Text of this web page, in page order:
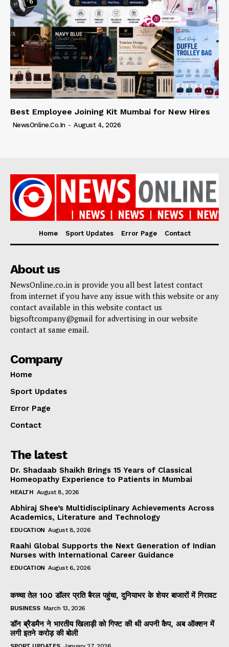
Best Employee Joining Kit Mumbai for New Hires
NewsOnline.co.in - August 4, 2026
Home Sport Updates Error Page Contact
About us
NewsOnline.co.in is provide you all best latest contact
from internet if you have any issue with this website or any
contact available in this website contact us
bigsoftcompany@gmail for advertising in our website
contact at same email.
Company
Home
Sport Updates
Error Page
Contact
The latest
Dr. Shadaab Shaikh Brings 15 Years of Classical
Homeopathy Experience to Patients in Mumbai
HEALTH August 8, 2026
Abhiraj Shee’s Multidisciplinary Achievements Across
Academics, Literature and Technology
EDUCATION August 8, 2026
Raahi Global Supports the Next Generation of Indian
Nurses with International Career Guidance
EDUCATION August 6, 2026
कच्चा तेल 100 डॉलर प्रति बैरल पहुंचा, दुनियाभर के शेयर बाजारों में गिरावट
BUSINESS March 13, 2026
डॉन ब्रैडमैन ने भारतीय खिलाड़ी को गिफ्ट की थी अपनी कैप, अब ऑक्शन में
लगी इतने करोड़ की बोली